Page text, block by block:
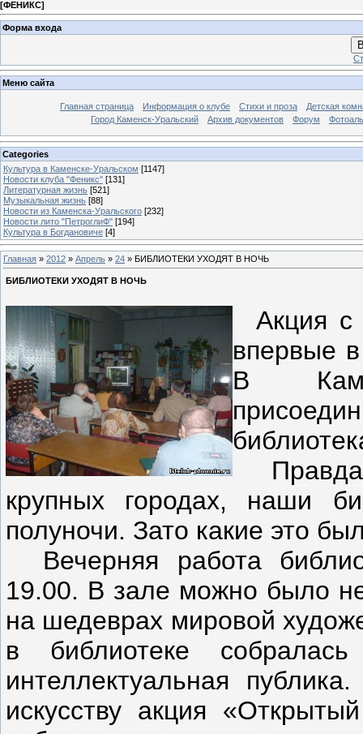
[ФЕНИКС]
Форма входа
Меню сайта
Главная страница Информация о клубе Стихи и проза
Детская
Город Каменск-Уральский
Архив документов Форум
Categories
Культура в Каменске-Уральском [1147]
Новости клуба "Феникс" [131]
Литературная жизнь [521]
Музыкальная жизнь [88]
Новости из Каменска-Уральского [232]
Новости лито "ПетроглиФ" [194]
Культура в Богдановиче [4]
Главная » 2012 » Апрель » 24 » БИБЛИОТЕКИ УХОДЯТ В НОЧЬ
БИБЛИОТЕКИ УХОДЯТ В НОЧЬ
Акция с
впервые
В
крупных городах, наши
полуночи. Зато какие это
Вечерняя работа
19.00. В зале можно было не
на шедеврах мировой
в библиотеке
интеллектуальная
искусству акция